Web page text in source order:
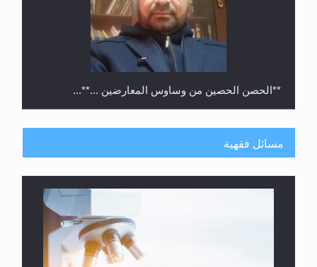
**الحصن الحصين من وساوس المعارضين ...**...
مسائل فقهية